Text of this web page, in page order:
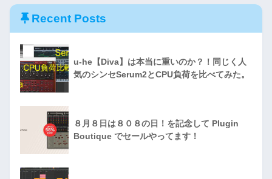
Recent Posts
u-he【Diva】は本当に重いのか？！同じく人
気のシンセSerum2とCPU負荷を比べてみた。
８月８日は８０８の日！を記念して Plugin
Boutique でセールやってます！